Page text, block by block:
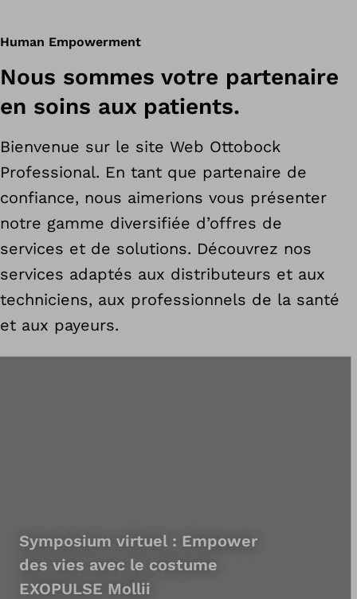
Human Empowerment
Nous sommes votre partenaire
en soins aux patients.
Bienvenue sur le site Web Ottobock
Professional. En tant que partenaire de
confiance, nous aimerions vous présenter
notre gamme diversifiée d’offres de
services et de solutions. Découvrez nos
services adaptés aux distributeurs et aux
techniciens, aux professionnels de la santé
et aux payeurs.
Symposium virtuel : Empower
des vies avec le costume
EXOPULSE Mollii